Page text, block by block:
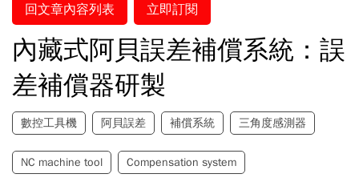
回文章內容列表 立即訂閱
內藏式阿貝誤差補償系統：誤
差補償器研製
數控工具機 阿貝誤差 補償系統 三角度感測器
NC machine tool Compensation system